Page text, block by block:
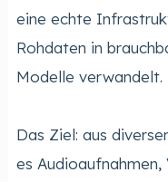
eine echte
Rohdaten in
Modelle verwandelt.
Das Ziel: aus
es